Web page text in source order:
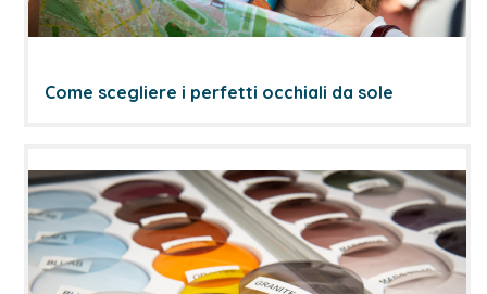
Come scegliere i perfetti occhiali da sole